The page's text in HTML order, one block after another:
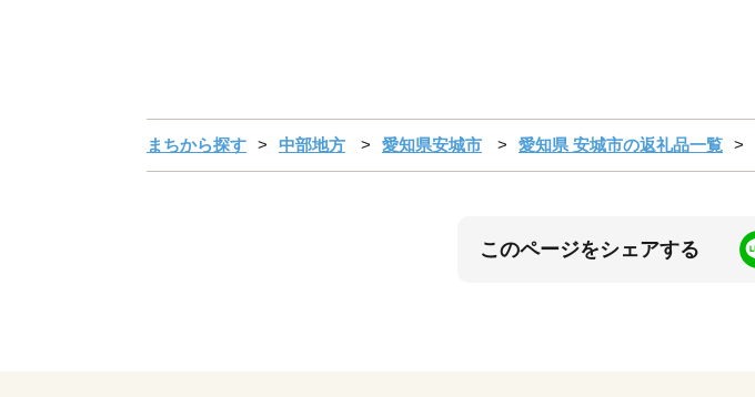
まちから探す 中部地方 愛知県安城市 愛知県 安城市の返礼品一覧
このページをシェアする